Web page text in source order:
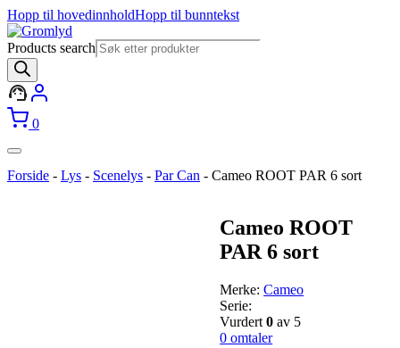
Hopp til hovedinnholdHopp til bunntekst
Products search
0
Forside - Lys - Scenelys - Par Can - Cameo ROOT PAR 6 sort
Cameo ROOT
PAR 6 sort
Merke:Cameo
Serie:
Vurdert0 av 5
0 omtaler